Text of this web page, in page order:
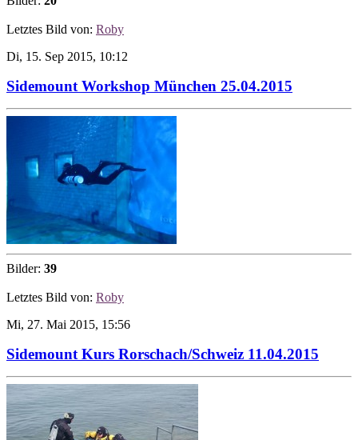
Letztes Bild von: Roby
Di, 15. Sep 2015, 10:12
Sidemount Workshop München 25.04.2015
Bilder: 39
Letztes Bild von: Roby
Mi, 27. Mai 2015, 15:56
Sidemount Kurs Rorschach/Schweiz 11.04.2015